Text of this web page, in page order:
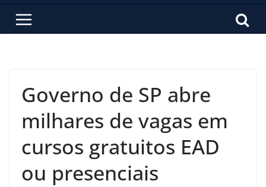
Governo de SP abre
milhares de vagas em
cursos gratuitos EAD
ou presenciais